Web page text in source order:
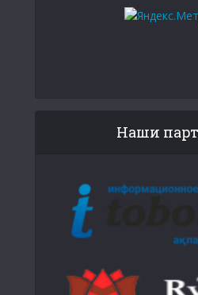
Наши